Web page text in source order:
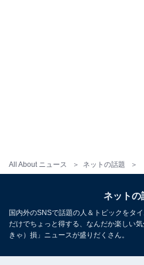
All About ニュース ネットの話題
ネットの
国内外のSNSで話題の人＆トピックをタ
だけでちょっと得する、なんだか楽しい
きゃ）損」ニュースが盛りだくさん。